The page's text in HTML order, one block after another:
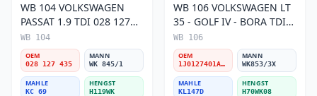
WB 104 VOLKSWAGEN
PASSAT 1.9 TDI 028 127
435 Yakıt/Mazot Filtresi
WB 104
OEM
028 127 435
MANN
WK 845/1
MAHLE
KC 69
HENGST
H119WK
WB 106 VOLKSWAGEN LT
35 - GOLF IV - BORA TDI
1J0 127 401 Yakıt/Mazot
Filtresi
WB 106
OEM
1J0127401A/2D0127399/1J0127399A
MANN
WK853/3X
MAHLE
KL147D
HENGST
H70WK08